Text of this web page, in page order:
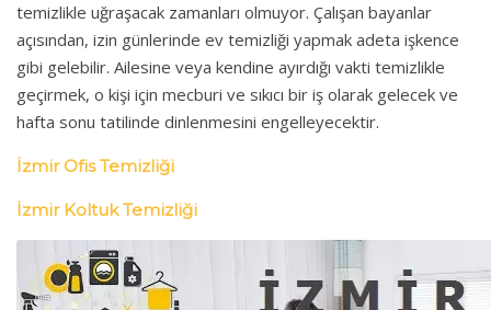
temizlikle uğraşacak zamanları olmuyor. Çalışan bayanlar
açısından, izin günlerinde ev temizliği yapmak adeta işkence
gibi gelebilir. Ailesine veya kendine ayırdığı vakti temizlikle
geçirmek, o kişi için mecburi ve sıkıcı bir iş olarak gelecek ve
hafta sonu tatilinde dinlenmesini engelleyecektir.
İzmir Ofis Temizliği
İzmir Koltuk Temizliği